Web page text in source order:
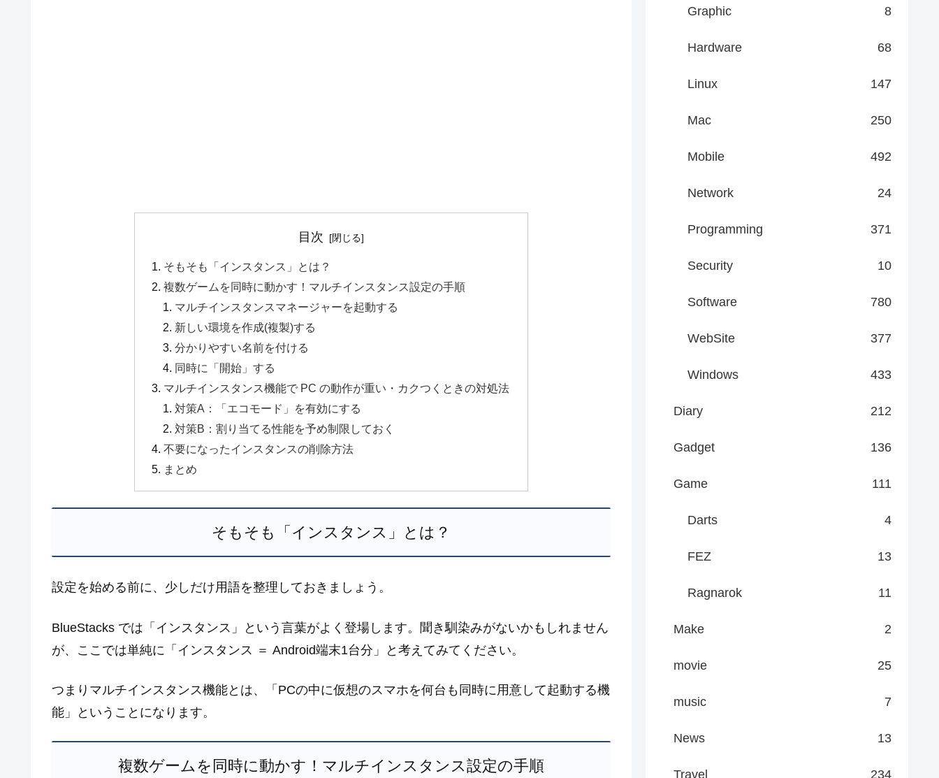
目次
そもそも「インスタンス」とは？
複数ゲームを同時に動かす！マルチインスタンス設定の手順
マルチインスタンスマネージャーを起動する
新しい環境を作成(複製)する
分かりやすい名前を付ける
同時に「開始」する
マルチインスタンス機能で PC の動作が重い・カクつくときの対処法
対策A：「エコモード」を有効にする
対策B：割り当てる性能を予め制限しておく
不要になったインスタンスの削除方法
まとめ
そもそも「インスタンス」とは？
設定を始める前に、少しだけ用語を整理しておきましょう。
BlueStacks では「インスタンス」という言葉がよく登場します。聞き馴染みがないかもしれません
が、ここでは単純に「インスタンス ＝ Android端末1台分」と考えてみてください。
つまりマルチインスタンス機能とは、「PCの中に仮想のスマホを何台も同時に用意して起動する機
能」ということになります。
複数ゲームを同時に動かす！マルチインスタンス設定の手順
Graphic 8
Hardware 68
Linux 147
Mac 250
Mobile 492
Network 24
Programming 371
Security 10
Software 780
WebSite 377
Windows 433
Diary 212
Gadget 136
Game 111
Darts 4
FEZ 13
Ragnarok 11
Make 2
movie 25
music 7
News 13
Travel 234